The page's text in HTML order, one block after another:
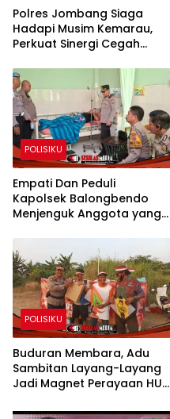
Polres Jombang Siaga
Hadapi Musim Kemarau,
Perkuat Sinergi Cegah
POLISIKU
Empati Dan Peduli
Kapolsek Balongbendo
Menjenguk Anggota yang
POLISIKU
Buduran Membara, Adu
Sambitan Layang-Layang
Jadi Magnet Perayaan HUT